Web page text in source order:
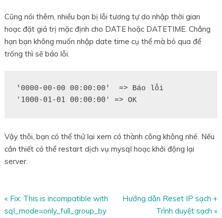
Cũng nói thêm, nhiều bạn bị lỗi tương tự do nhập thời gian
hoạc đặt giá trị mặc định cho DATE hoặc DATETIME. Chẳng
hạn bạn không muốn nhập date time cụ thể mà bỏ qua để
trống thì sẽ báo lỗi.
'0000-00-00 00:00:00'  => Báo lỗi
'1000-01-01 00:00:00' => OK
Vậy thôi, bạn có thể thử lại xem có thành công không nhé. Nếu
cần thiết có thể restart dịch vụ mysql hoạc khởi động lại
server.
« Fix: This is incompatible with
sql_mode=only_full_group_by
Hướng dẫn Reset IP sạch +
Trình duyệt sạch »